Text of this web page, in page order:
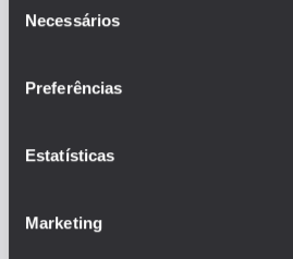
Necessários
Preferências
Estatísticas
Marketing
colaboradores não-docentes e
DOCENTES